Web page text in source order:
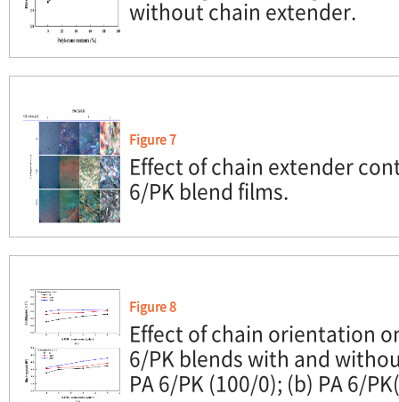
without chain extender.
Figure 7
Effect of chain extender
6/PK blend films.
Figure 8
Effect of chain orientation
6/PK blends with and
PA 6/PK (100/0); (b) PA 6/